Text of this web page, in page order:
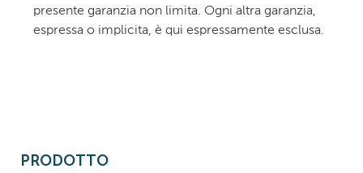
presente garanzia non limita. Ogni altra garanzia,
espressa o implicita, è qui espressamente esclusa.
PRODOTTO